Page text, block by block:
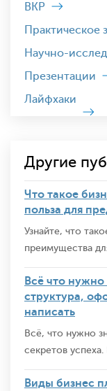
ВКР
Практическое
Научно-
Презентации
Лайфхаки
Другие
Что такое
польза для
Узнайте, что
преимущества
Всё что нужно
структура,
написать
Всё, что нужно
секретов
Виды бизнес